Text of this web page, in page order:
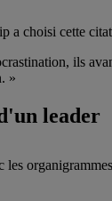
a choisi cette
ils
»
leader